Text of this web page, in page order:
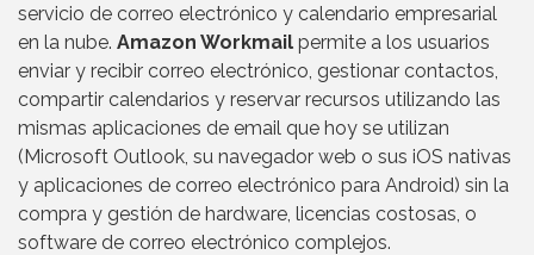
servicio de correo electrónico y calendario empresarial
en la nube. Amazon Workmail permite a los usuarios
enviar y recibir correo electrónico, gestionar contactos,
compartir calendarios y reservar recursos utilizando las
mismas aplicaciones de email que hoy se utilizan
(Microsoft Outlook, su navegador web o sus iOS nativas
y aplicaciones de correo electrónico para Android) sin la
compra y gestión de hardware, licencias costosas, o
software de correo electrónico complejos.